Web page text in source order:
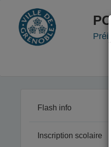
Flash info
Inscription scolaire